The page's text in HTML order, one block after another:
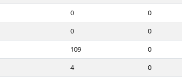
0 0
0 0
109 0
4 0